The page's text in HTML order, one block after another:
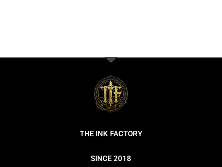
THE INK FACTORY
SINCE 2018